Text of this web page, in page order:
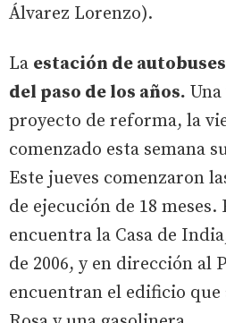
Álvarez Lorenzo).
La estación de
del paso de los años.
proyecto de reforma, la
comenzado esta semana
Este jueves comenzaron
de ejecución de 18 meses.
encuentra la Casa de
de 2006, y en dirección al
encuentran el edificio